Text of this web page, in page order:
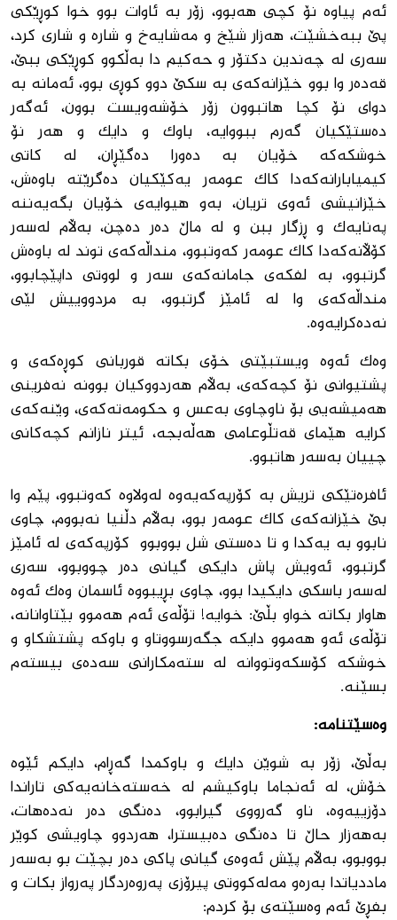
ئه‌م پیاوه‌ نۆ كچى هه‌بوو، زۆر به ‌ئاوات بوو خوا كوڕێكى
پێ ببه‌خشێت، هه‌زار شێخ و مه‌شایه‌خ و شاره‌ و شارى كرد،
سه‌رى له ‌چه‌ندین دكتۆر و حه‌كیم دا به‌ڵكوو كوڕێكى ببێ،
قه‌ده‌ر وا بوو خێزانه‌كه‌ى به سكێ دوو كوڕى بوو، ئه‌مانه‌ به‌
دواى نۆ كچا هاتبوون زۆر خۆشه‌ویست بوون، ئه‌گه‌ر
ده‌ستێكیان گه‌رم ببووایه‌، باوك و دایك و هه‌ر نۆ
خوشكه‌كه‌ خۆیان به‌ ده‌ورا ده‌گێڕان، له‌ كاتى
كیمیابارانه‌كه‌دا كاك عومه‌ر یه‌كێكیان ده‌گرێته‌ باوه‌ش،
خێزانیشى ئه‌وى تریان، به‌و هیوایه‌ى خۆیان بگه‌یه‌ننه‌
په‌نایه‌ك و ڕزگار ببن و له‌ ماڵ ده‌ر ده‌چن، بەڵام له‌سه‌ر
كۆڵانه‌كه‌دا كاك عومه‌ر كه‌وتبوو، منداڵه‌كه‌ى توند له‌ باوه‌ش
گرتبوو، به‌ لفكه‌ى جامانه‌كه‌ى سه‌ر و لووتى داپێچابوو،
منداڵه‌كه‌ى وا له‌ ئامێز گرتبوو، به‌ مردووییش لێى
نه‌ده‌كرایه‌وه‌.
وه‌ك ئه‌وه‌ ویستبێتى خۆى بكاته‌ قوربانى كوڕه‌كه‌ى و
پشتیوانى نۆ كچه‌كه‌ى، به‌ڵام هه‌ردووکیان بوونه‌ نه‌فرینى
هه‌میشه‌یى بۆ ناوچاوى به‌عس و حكومه‌ته‌كه‌ى، وێنه‌كه‌ى
كرایه‌ هێماى قه‌تڵوعامى هه‌ڵه‌بجه‌، ئیتر نازانم كچه‌كانى
چییان به‌سه‌ر هاتبوو.
ئافره‌تێكى تریش به ‌كۆرپه‌كه‌یه‌وه‌ له‌ولاوه‌ كه‌وتبوو، پێم وا
بێ خێزانه‌كه‌ى كاك عومه‌ر بوو، به‌ڵام دڵنیا نه‌بووم، چاوى
نابوو به ‌یه‌كدا و تا ده‌ستى شل بووبوو كۆرپه‌كه‌ى له‌ ئامێز
گرتبوو، ئه‌ویش پاش دایكى گیانى ده‌ر چووبوو، سه‌رى
له‌سه‌ر باسكى دایكیدا بوو، چاوى بڕیبووه‌ ئاسمان وه‌ك ئه‌وه‌
هاوار بكاته‌ خواو بڵێ: خوایه‌! تۆڵه‌ى ئه‌م هه‌موو بێتاوانانه‌،
تۆڵه‌ى ئه‌و هه‌موو دایكه‌ جگه‌رسووتاو و باوكه‌ پشتشكاو و
خوشكه‌ كۆسكه‌وتووانه‌ له‌ سته‌مكارانى سه‌ده‌ى بیسته‌م
بسێنه‌.
وه‌سێتنامه‌:
به‌ڵێ، زۆر به‌ شوێن دایك و باوكمدا گه‌ڕام، دایكم ئێوه‌
خۆش، له‌ ئه‌نجاما باوكیشم له ‌خه‌سته‌خانه‌یه‌كى تاراندا
دۆزییه‌وه‌، ناو گه‌رووى گیرابوو، ده‌نگى ده‌ر نه‌ده‌هات،
به‌هه‌زار حاڵ تا ده‌نگى ده‌بیسترا، هه‌ردوو چاویشى كوێر
بووبوو، بەڵام پێش ئه‌وه‌ى گیانى پاكى ده‌ر بچێت بو به‌سه‌ر
ماددیاتدا به‌ره‌و مه‌له‌كووتى پیرۆزى په‌روه‌ردگار په‌رواز بكات و
بفڕێ ئه‌م وه‌سێته‌ى بۆ كردم: